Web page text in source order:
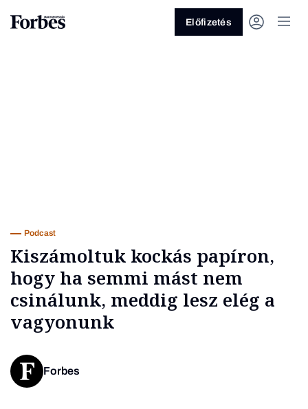
Előfizetés
Podcast
Kiszámoltuk kockás papíron,
hogy ha semmi mást nem
csinálunk, meddig lesz elég a
vagyonunk
Forbes